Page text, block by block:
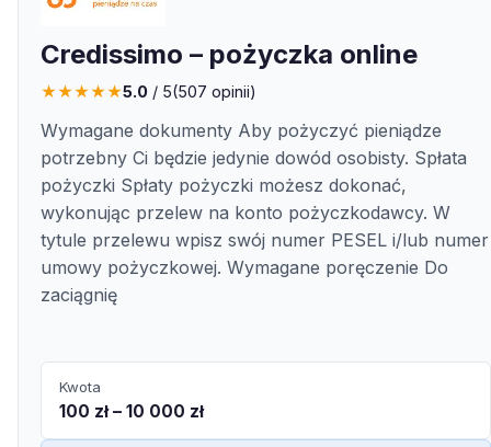
Credissimo – pożyczka online
★★★★★5.0 / 5(507 opinii)
Wymagane dokumenty Aby pożyczyć pieniądze
potrzebny Ci będzie jedynie dowód osobisty. Spłata
pożyczki Spłaty pożyczki możesz dokonać,
wykonując przelew na konto pożyczkodawcy. W
tytule przelewu wpisz swój numer PESEL i/lub numer
umowy pożyczkowej. Wymagane poręczenie Do
zaciągnię
Kwota
100 zł – 10 000 zł